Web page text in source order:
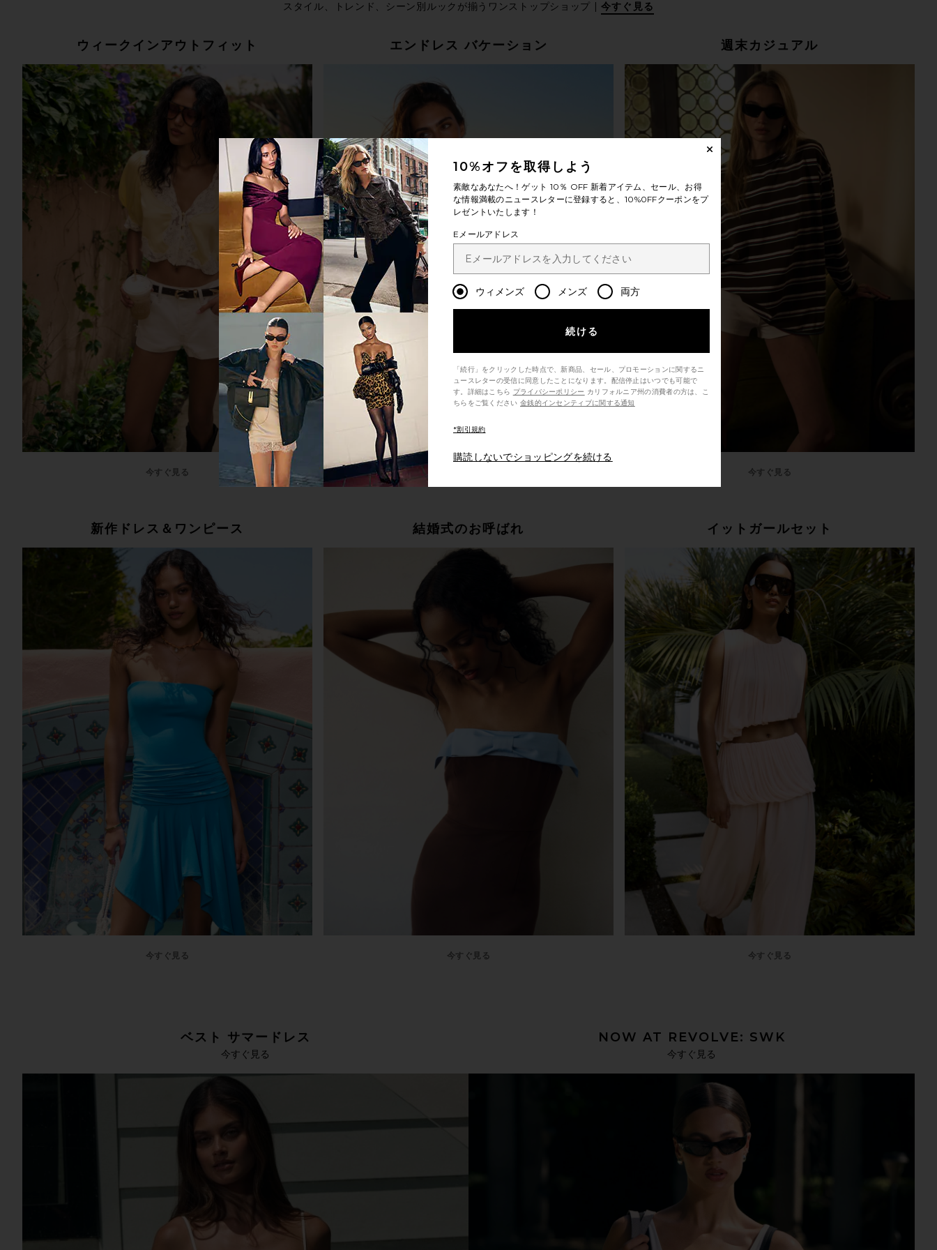
スタイル、トレンド、シーン別ルックが揃うワンストップショップ |今すぐ見る
ウィークインアウトフィット
今すぐ見る
エンドレス バケーション 週末カジュアル
今すぐ見る
新作ドレス＆ワンピース
今すぐ見る
結婚式のお呼ばれ
今すぐ見る
イットガールセット
今すぐ見る
ベスト サマードレス
今すぐ見る
NOW AT REVOLVE: SWK
今すぐ見る
10%オフを取得しよう
素敵なあなたへ！ゲット 10％ OFF 新着アイテム、セール、お得
な情報満載のニュースレターに登録すると、10%0FFクーポンをプ
レゼントいたします！
Eメールアドレス
ウィメンズ メンズ 両方
続ける
「続行」をクリックした時点で、新商品、セール、プロモーションに関するニ
ュースレターの受信に同意したことになります。配信停止はいつでも可能で
す。詳細はこちら プライバシーポリシー
ちらをご覧ください 金銭的インセンティブに関する通知
*割引規約
購読しないでショッピングを続ける